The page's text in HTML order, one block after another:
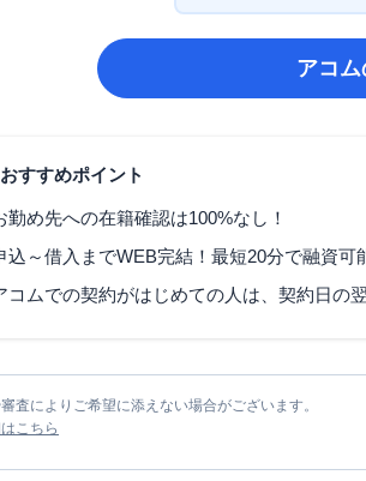
アコム
おすすめポイント
勤め先への在籍確認は100%なし！
込～借入までWEB完結！最短20分で融資可
コムでの契約がはじめての人は、契約日の
査によりご希望に添えない場合がございます。
こちら